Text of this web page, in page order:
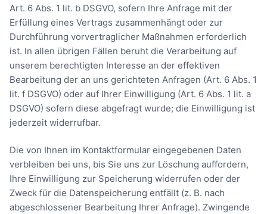
Art. 6 Abs. 1 lit. b DSGVO, sofern Ihre Anfrage mit der
Erfüllung eines Vertrags zusammenhängt oder zur
Durchführung vorvertraglicher Maßnahmen erforderlich
ist. In allen übrigen Fällen beruht die Verarbeitung auf
unserem berechtigten Interesse an der effektiven
Bearbeitung der an uns gerichteten Anfragen (Art. 6 Abs. 1
lit. f DSGVO) oder auf Ihrer Einwilligung (Art. 6 Abs. 1 lit. a
DSGVO) sofern diese abgefragt wurde; die Einwilligung ist
jederzeit widerrufbar.
Die von Ihnen im Kontaktformular eingegebenen Daten
verbleiben bei uns, bis Sie uns zur Löschung auffordern,
Ihre Einwilligung zur Speicherung widerrufen oder der
Zweck für die Datenspeicherung entfällt (z. B. nach
abgeschlossener Bearbeitung Ihrer Anfrage). Zwingende